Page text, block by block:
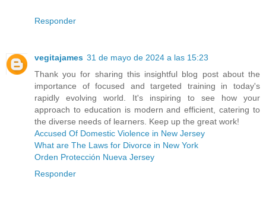
Responder
vegitajames 31 de mayo de 2024 a las 15:23
Thank you for sharing this insightful blog post about the
importance of focused and targeted training in today's
rapidly evolving world. It's inspiring to see how your
approach to education is modern and efficient, catering to
the diverse needs of learners. Keep up the great work!
Accused Of Domestic Violence in New Jersey
What are The Laws for Divorce in New York
Orden Protección Nueva Jersey
Responder